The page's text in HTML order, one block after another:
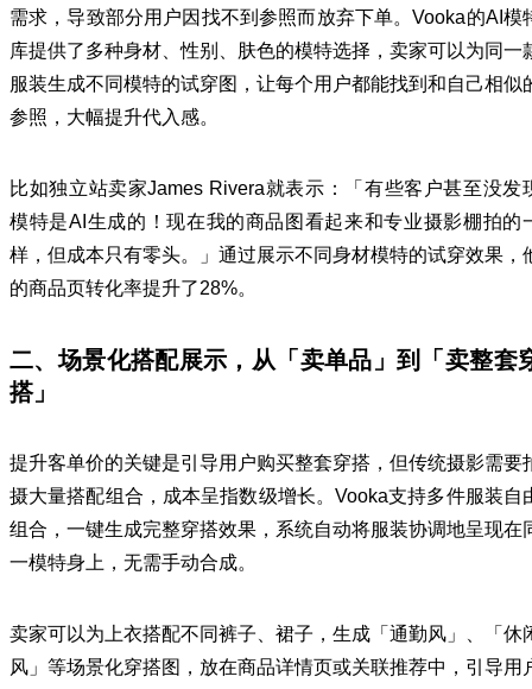
需求，导致部分用户因找不到参照而放弃下单。Vooka的AI模
库提供了多种身材、性别、肤色的模特选择，卖家可以为同一
服装生成不同模特的试穿图，让每个用户都能找到和自己相似
参照，大幅提升代入感。
比如独立站卖家James Rivera就表示：「有些客户甚至没发
模特是AI生成的！现在我的商品图看起来和专业摄影棚拍的
样，但成本只有零头。」通过展示不同身材模特的试穿效果，
的商品页转化率提升了28%。
二、场景化搭配展示，从「卖单品」到「卖整套
搭」
提升客单价的关键是引导用户购买整套穿搭，但传统摄影需要
摄大量搭配组合，成本呈指数级增长。Vooka支持多件服装自
组合，一键生成完整穿搭效果，系统自动将服装协调地呈现在
一模特身上，无需手动合成。
卖家可以为上衣搭配不同裤子、裙子，生成「通勤风」、「休
风」等场景化穿搭图，放在商品详情页或关联推荐中，引导用